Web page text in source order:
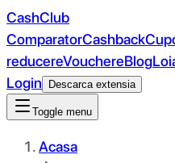
CashClub
ComparatorCashback
reducereVouchereBlog
Login
Descarca extensia
Toggle menu
Acasa